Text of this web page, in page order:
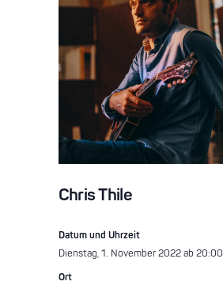
Chris Thile
Datum und Uhrzeit
Dienstag, 1. November 2022 ab 20:00
Ort